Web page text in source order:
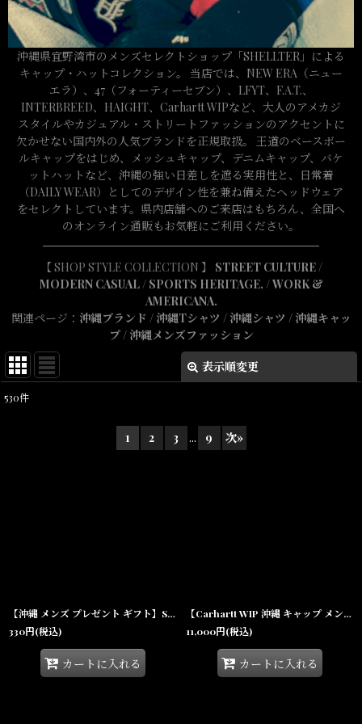
沖縄県宜野湾市のメンズセレクトショップ「SHELLTER」による
キャップ・ハットコレクション。 当店では、NEW ERA（ニュー
エラ）、47（フォーティーセブン）、LFYT、F.A.T.、
INTERBREED、HAIGHT、Carhartt WIPなど、大人のアメカジ
スタイルやカジュアル・ストリートファッションのアクセントに
欠かせない国内外の人気ブランドを正規取扱。 王道のベースボー
ルキャップをはじめ、メッシュキャップ、デニムキャップ、バケ
ットハットなど、沖縄の強い日差しを遮る実用性と、日常着
（DAILY WEAR）としてのデザイン性を兼ね備えたヘッドウェア
をセレクトしています。県内店舗へのご来店はもちろん、全国へ
のオンライン通販もお気軽にご利用ください。
【 SHOP STYLE COLLECTION 】 STREET CULTURE/
MODERN CASUAL/ SPORTS HERITAGE. /WORK &
AMERICANA.
関連ページ： 沖縄ブランド / 沖縄Tシャツ / 沖縄シャツ / 沖縄キャッ
プ/ 沖縄メンズファッション
表示順変更
530件
1 2 3 ... 9 次»
【沖縄 メンズ プレゼント ギフト】SHELLTER Gift Bag ギフトバッグ ラッピング S / M / L
330円(税込)
カートに入れる
【Carhartt WIP 沖縄 キャップ メンズファッション 通販】World Tour Cap ワールドツアー 6パネル キャップ Black / White
11,000円(税込)
カートに入れる